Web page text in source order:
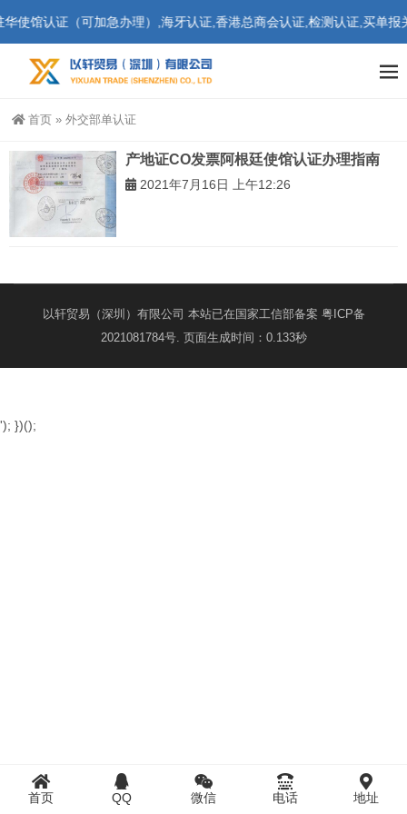
馆认证（可加急办理）,海牙认证,香港总商会认证,检测认证,买单报
首页 » 外交部单认证
产地证CO发票阿根廷使馆认证办理指南
2021年7月16日 上午12:26
以轩贸易（深圳）有限公司 本站已在国家工信部备案 粤ICP备
2021081784号. 页面生成时间：0.133秒
首页 QQ 微信 电话 地址
'); })();